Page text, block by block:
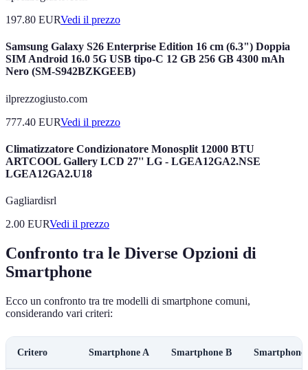
197.80 EURVedi il prezzo
Samsung Galaxy S26 Enterprise Edition 16 cm (6.3") Doppia
SIM Android 16.0 5G USB tipo-C 12 GB 256 GB 4300 mAh
Nero (SM-S942BZKGEEB)
ilprezzogiusto.com
777.40 EURVedi il prezzo
Climatizzatore Condizionatore Monosplit 12000 BTU
ARTCOOL Gallery LCD 27'' LG - LGEA12GA2.NSE
LGEA12GA2.U18
Gagliardisrl
2.00 EURVedi il prezzo
Confronto tra le Diverse Opzioni di
Smartphone
Ecco un confronto tra tre modelli di smartphone comuni,
considerando vari criteri:
Critero Smartphone A Smartphone B Smartphone